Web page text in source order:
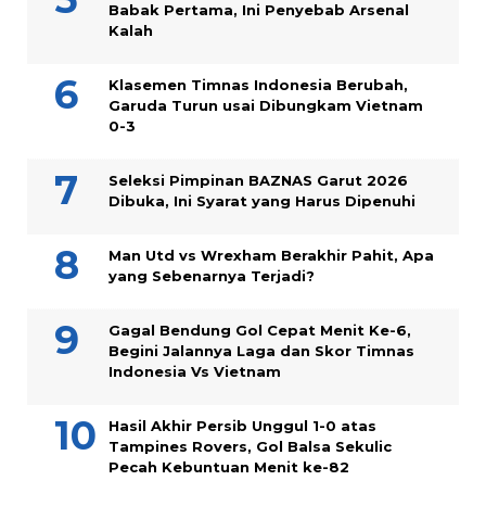
Babak Pertama, Ini Penyebab Arsenal
Kalah
Klasemen Timnas Indonesia Berubah,
Garuda Turun usai Dibungkam Vietnam
0-3
Seleksi Pimpinan BAZNAS Garut 2026
Dibuka, Ini Syarat yang Harus Dipenuhi
Man Utd vs Wrexham Berakhir Pahit, Apa
yang Sebenarnya Terjadi?
Gagal Bendung Gol Cepat Menit Ke-6,
Begini Jalannya Laga dan Skor Timnas
Indonesia Vs Vietnam
Hasil Akhir Persib Unggul 1-0 atas
Tampines Rovers, Gol Balsa Sekulic
Pecah Kebuntuan Menit ke-82